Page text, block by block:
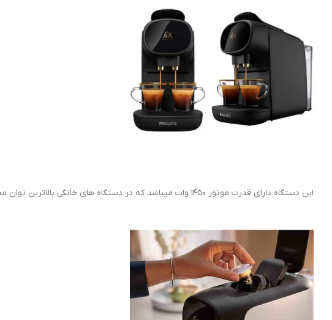
این دستگاه دارای قدرت موتور ۱۴۵۰ وات میباشد که در دستگاه های خانگی بالاترین توان محسوب میگردد. پمپ بخار ۱۹بار این این اسپرسو ساز سبب عصاره گیری بسیار با کیفیت این دستگاه ست.